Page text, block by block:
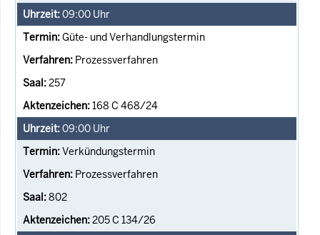
09:00 Uhr
Güte- und Verhandlungstermin
Prozessverfahren
257
168 C 468/24
09:00 Uhr
Verkündungstermin
Prozessverfahren
802
205 C 134/26